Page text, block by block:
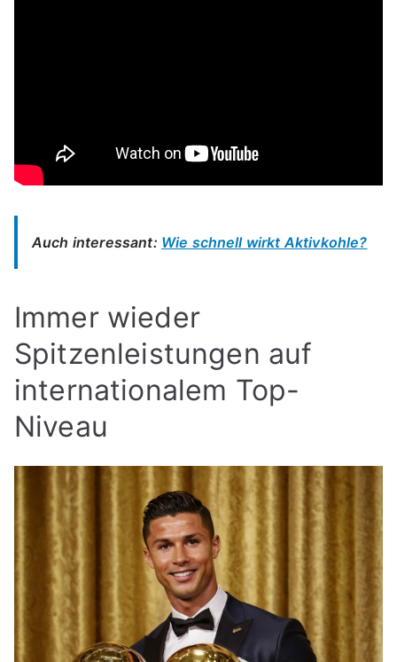
Auch interessant: Wie schnell wirkt Aktivkohle?
Immer wieder
Spitzenleistungen auf
internationalem Top-
Niveau